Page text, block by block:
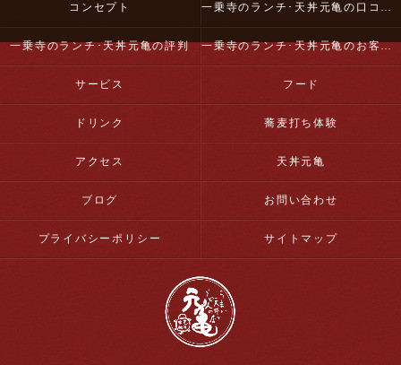
コンセプト 一乗寺のランチ･天丼元亀の口コミ情報
一乗寺のランチ･天丼元亀の評判 一乗寺のランチ･天丼元亀のお客様の声
サービス フード
ドリンク 蕎麦打ち体験
アクセス 天丼元亀
ブログ お問い合わせ
プライバシーポリシー サイトマップ